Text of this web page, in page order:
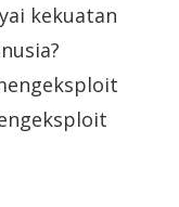
kekuatan